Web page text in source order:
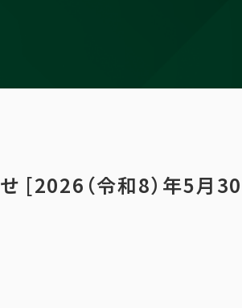
[2026（令和8）年5月